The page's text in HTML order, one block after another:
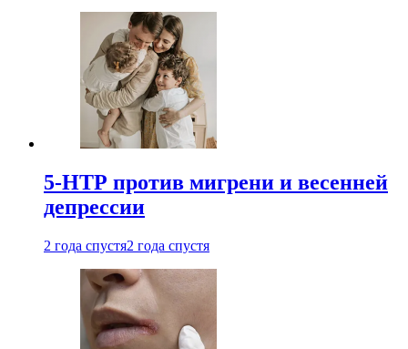
5-НТР против мигрени и весенней
депрессии
2 года спустя2 года спустя